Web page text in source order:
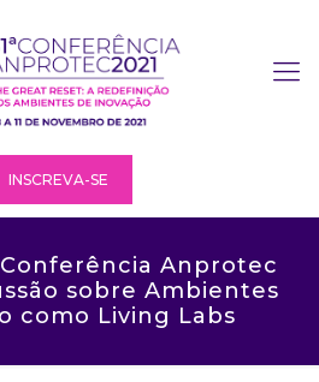
INSCREVA-SE
Conferência Anprotec
sobre Ambientes
como Living Labs